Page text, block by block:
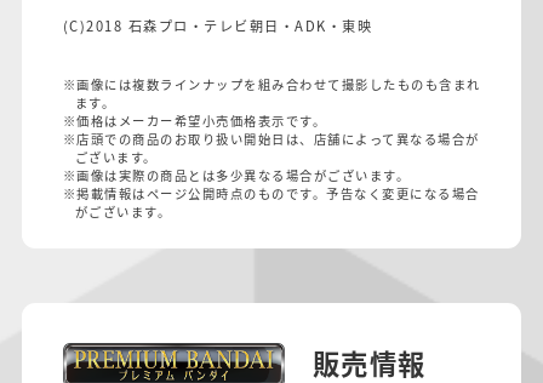
(C)2018 石森プロ・テレビ朝日・ADK・東映
※画像には複数ラインナップを組み合わせて撮影したものも含まれ
ます。
※価格はメーカー希望小売価格表示です。
※店頭での商品のお取り扱い開始日は、店舗によって異なる場合が
ございます。
※画像は実際の商品とは多少異なる場合がございます。
※掲載情報はページ公開時点のものです。予告なく変更になる場合
がございます。
販売情報